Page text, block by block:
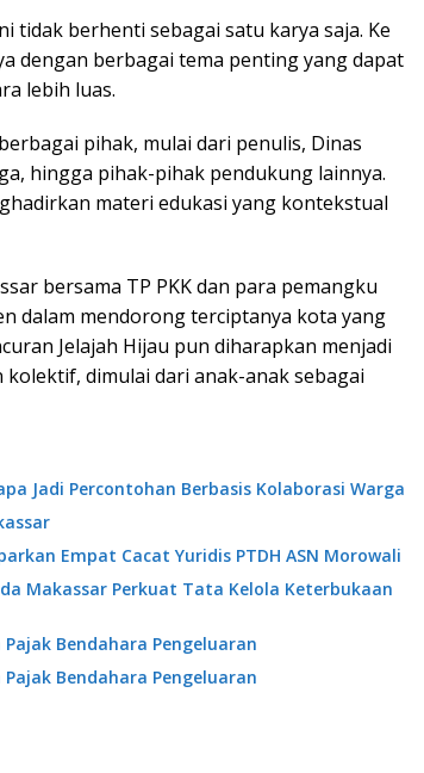
tidak berhenti sebagai satu karya saja. Ke
dengan berbagai tema penting yang dapat
lebih luas.
pihak, mulai dari penulis, Dinas
hingga pihak-pihak pendukung lainnya.
materi edukasi yang kontekstual
bersama TP PKK dan para pemangku
dalam mendorong terciptanya kota yang
Jelajah Hijau pun diharapkan menjadi
dimulai dari anak-anak sebagai
Jadi Percontohan Berbasis Kolaborasi Warga
Empat Cacat Yuridis PTDH ASN Morowali
Makassar Perkuat Tata Kelola Keterbukaan
Bendahara Pengeluaran
Bendahara Pengeluaran